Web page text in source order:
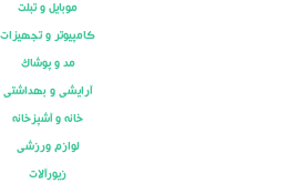
موبایل و تبلت
کامپیوتر و تجهیزات
مد و پوشاک
آرایشی و بهداشتی
خانه و آشپزخانه
لوازم ورزشی
زیورآلات